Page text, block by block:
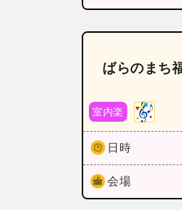
ばらのまち
室内楽
日時
会場